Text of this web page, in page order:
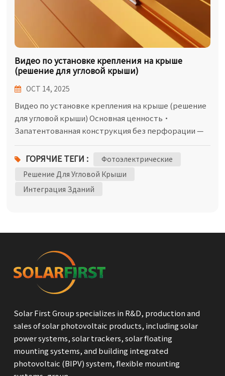
Видео по установке крепления на крыше
(решение для угловой крыши)
OCT 14, 2025
Видео по установке крепления на крыше (решение
для угловой крыши) Основная ценность•
Запатентованная конструкция без перфорации —
полностью сохраняет водонепроницаемость
крыши и исключает риск протечек.• Легкий
что значительно снижает нагрузку на
конструкцию• Индивидуальные адаптационные
установкеМодульная конструкция позволяет
сокращает рабочее время на 30%.Поддерживает
регулировку угла наклона от 5° до 30° для
оптимизации эффективности выработки
электроэнергии.Веб: www.esolarfirst.com
ГОРЯЧИЕ ТЕГИ :
Фотоэлектрические
Решение Для Угловой Крыши
Интеграция Зданий
Solar First Group specializes in R&D, production and
sales of solar photovoltaic products, including solar
power systems, solar trackers, solar floating
mounting systems, and building integrated
photovoltaic (BIPV) system, flexible mounting